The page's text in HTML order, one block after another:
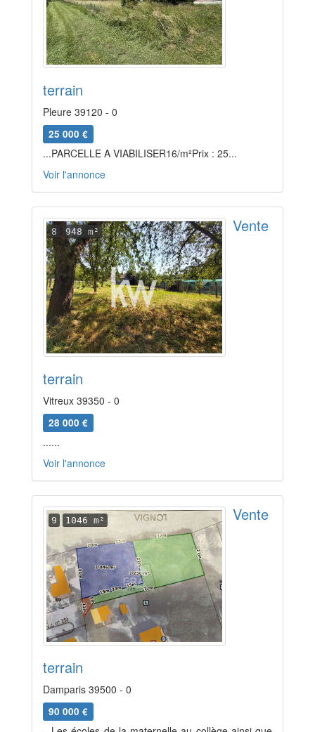
terrain
Pleure 39120 - 0
25 000 €
...PARCELLE A VIABILISER16/m²Prix : 25...
Voir l'annonce
8 948 m² Vente
terrain
Vitreux 39350 - 0
28 000 €
......
Voir l'annonce
9 1046 m² Vente
terrain
Damparis 39500 - 0
90 000 €